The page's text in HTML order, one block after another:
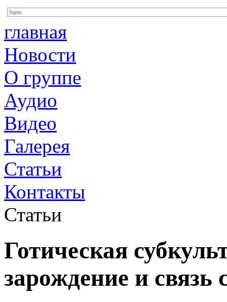
главная
Новости
О группе
Аудио
Видео
Галерея
Статьи
Контакты
Статьи
Готическая
зарождение и связь